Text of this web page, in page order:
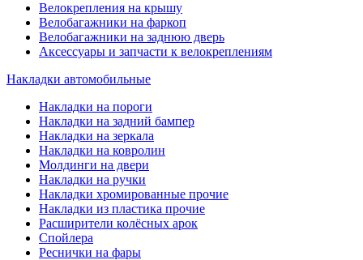
Велокрепления на крышу
Велобагажники на фаркоп
Велобагажники на заднюю дверь
Аксессуары и запчасти к велокреплениям
Накладки автомобильные
Накладки на пороги
Накладки на задний бампер
Накладки на зеркала
Накладки на ковролин
Молдинги на двери
Накладки на ручки
Накладки хромированные прочие
Накладки из пластика прочие
Расширители колёсных арок
Спойлера
Реснички на фары